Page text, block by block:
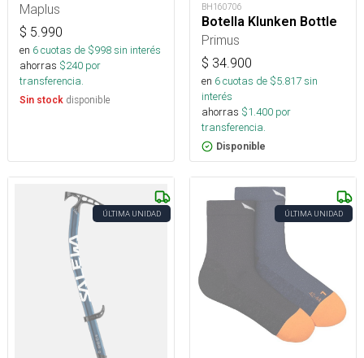
Maplus
$ 5.990
en 6cuotas de $998sin interés
ahorras $240 por
transferencia.
Sin stock disponible
BH160706
Botella Klunken Bottle
Primus
$ 34.900
en 6cuotas de $5.817sin
interés
ahorras $1.400 por
transferencia.
Disponible
ÚLTIMA UNIDAD ÚLTIMA UNIDAD